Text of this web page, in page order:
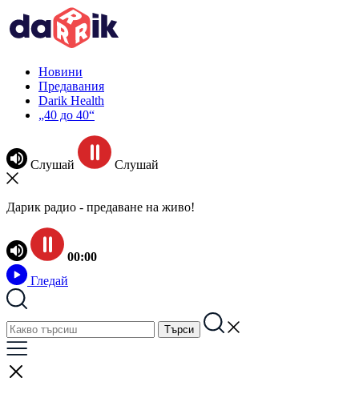
Новини
Предавания
Darik Health
„40 до 40“
Слушай Слушай
Дарик радио - предаване на живо!
00:00
Гледай